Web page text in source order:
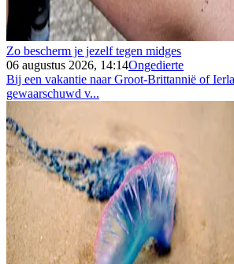
Zo bescherm je jezelf tegen midges
06 augustus 2026, 14:14Ongedierte
Bij een vakantie naar Groot-Brittannië of
gewaarschuwd v...